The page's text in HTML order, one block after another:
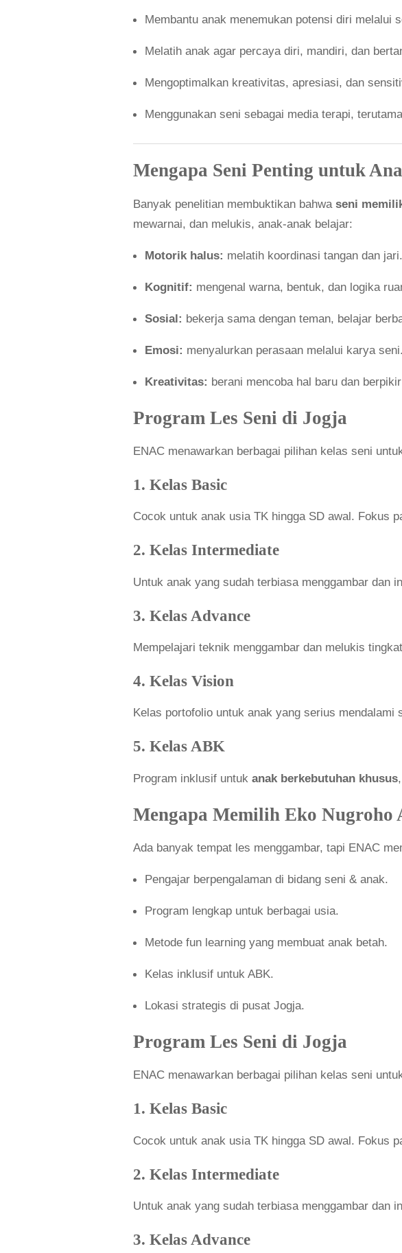
Membantu anak menemukan potensi diri melalui
Melatih anak agar percaya diri, mandiri, dan
Mengoptimalkan kreativitas, apresiasi, dan
Menggunakan seni sebagai media terapi,
Mengapa Seni Penting untuk
Banyak penelitian membuktikan bahwaseni
mewarnai, dan melukis, anak-anak belajar:
Motorik halus: melatih koordinasi tangan dan jari.
Kognitif: mengenal warna, bentuk, dan logika
Sosial: bekerja sama dengan teman, belajar
Emosi: menyalurkan perasaan melalui karya seni.
Kreativitas: berani mencoba hal baru dan
Program Les Seni di Jogja
ENAC menawarkan berbagai pilihan kelas seni
1. Kelas Basic
Cocok untuk anak usia TK hingga SD awal. Fokus
2. Kelas Intermediate
Untuk anak yang sudah terbiasa menggambar dan
3. Kelas Advance
Mempelajari teknik menggambar dan melukis
4. Kelas Vision
Kelas portofolio untuk anak yang serius
5. Kelas ABK
Program inklusif untukanak berkebutuhan khusus
Mengapa Memilih Eko Nugroho
Ada banyak tempat les menggambar, tapi ENAC
Pengajar berpengalaman di bidang seni & anak.
Program lengkap untuk berbagai usia.
Metode fun learning yang membuat anak betah.
Kelas inklusif untuk ABK.
Lokasi strategis di pusat Jogja.
Program Les Seni di Jogja
ENAC menawarkan berbagai pilihan kelas seni
1. Kelas Basic
Cocok untuk anak usia TK hingga SD awal. Fokus
2. Kelas Intermediate
Untuk anak yang sudah terbiasa menggambar dan
3. Kelas Advance